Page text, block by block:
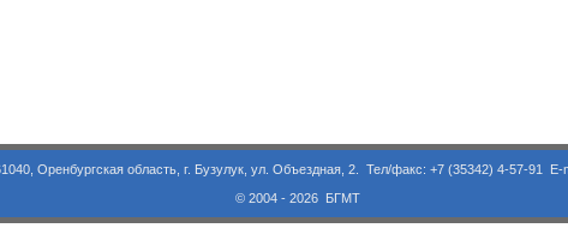
область, г. Бузулук, ул. Объездная, 2. Тел/факс: +7 (35342) 4-57-91 E-
© 2004 - 2026 БГМТ